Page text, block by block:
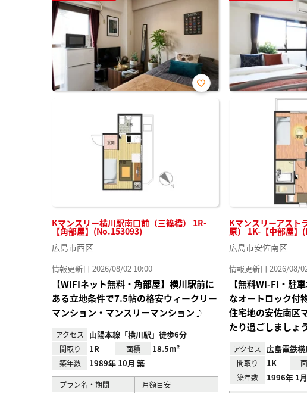
Kマンスリー横川駅南口前（三篠橋） 1R-
【角部屋】(No.153093)
お気
広島市西区
情報更新日 2026/08/02 10:00
【WIFIネット無料・角部屋】横川駅前に
ある立地条件で7.5帖の格安ウィークリー
マンション・マンスリーマンション♪
アクセス 山陽本線「横川駅」徒歩6分
間取り 1R 面積 18.5m²
築年数 1989年 10月 築
プラン名・期間 月額目安
Kマンスリーアスト
原） 1K-【中部屋
広島市安佐南区
情報更新日 2026/08/
【無料WI-FI・駐
なオートロック付
住宅地の安佐南区
たり過ごしましょ
アクセス 広島電鉄横
間取り 1K
築年数 1996年 1